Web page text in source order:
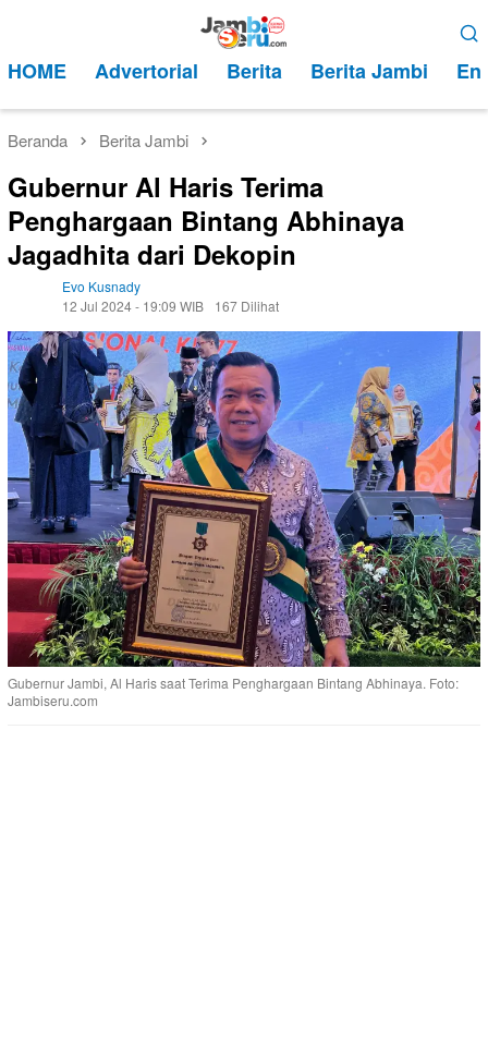
kontenMobile
HOME Advertorial Berita Berita Jambi
Beranda Berita Jambi
Gubernur Al Haris Terima
Penghargaan Bintang Abhinaya
Jagadhita dari Dekopin
Evo Kusnady
12 Jul 2024 - 19:09 WIB
167 Dilihat
Gubernur Jambi, Al Haris saat Terima Penghargaan Bintang Abhinaya. Foto:
Jambiseru.com